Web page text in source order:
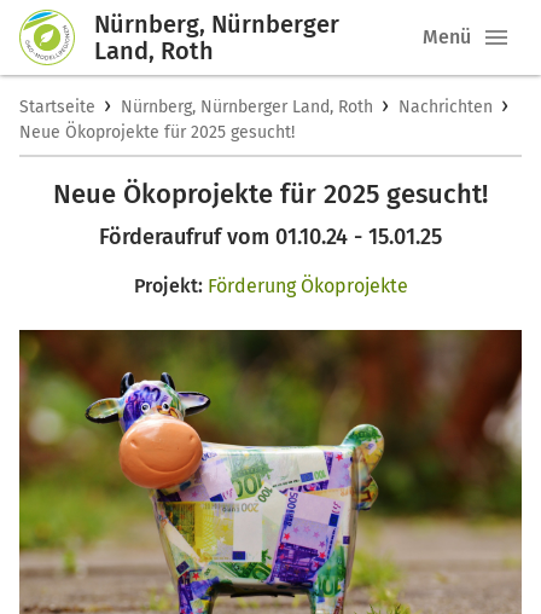
Nürnberg, Nürnberger
Land, Roth
Menü
Startseite › Nürnberg, Nürnberger Land, Roth › Nachrichten ›
Neue Ökoprojekte für 2025 gesucht!
Neue Ökoprojekte für 2025 gesucht!
Förderaufruf vom 01.10.24 - 15.01.25
Projekt: Förderung Ökoprojekte